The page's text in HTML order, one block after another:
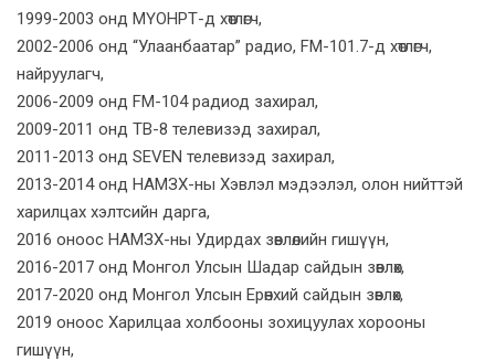
1999-2003 онд МҮОНРТ-д хөтлөгч,
2002-2006 онд “Улаанбаатар” радио, FM-101.7-д хөтлөгч,
найруулагч,
2006-2009 онд FM-104 радиод захирал,
2009-2011 онд ТВ-8 телевизэд захирал,
2011-2013 онд SEVEN телевизэд захирал,
2013-2014 онд НАМЗХ-ны Хэвлэл мэдээлэл, олон нийттэй
харилцах хэлтсийн дарга,
2016 оноос НАМЗХ-ны Удирдах зөвлөлийн гишүүн,
2016-2017 онд Монгол Улсын Шадар сайдын зөвлөх,
2017-2020 онд Монгол Улсын Ерөнхий сайдын зөвлөх,
2019 оноос Харилцаа холбооны зохицуулах хорооны
гишүүн,